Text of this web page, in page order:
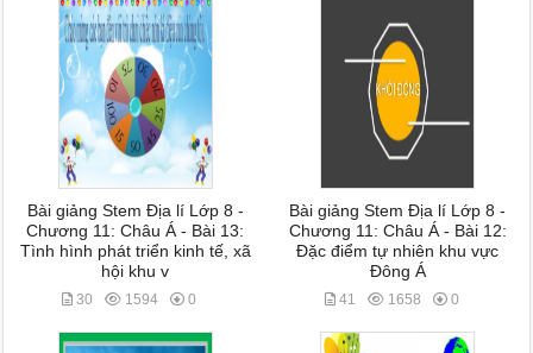
Bài giảng Stem Địa lí Lớp 8 -
Chương 11: Châu Á - Bài 13:
Tình hình phát triển kinh tế, xã
hội khu v
30 1594 0
Bài giảng Stem Địa lí Lớp 8 -
Chương 11: Châu Á - Bài 12:
Đặc điểm tự nhiên khu vực
Đông Á
41 1658 0